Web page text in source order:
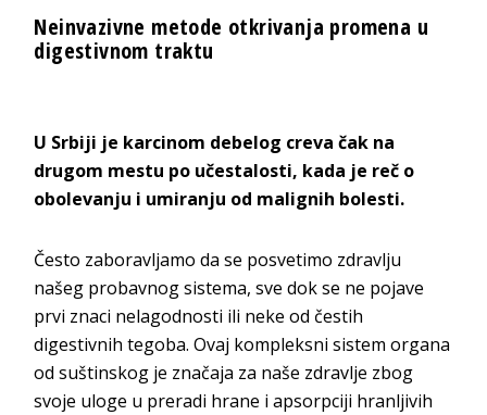
Neinvazivne metode otkrivanja promena u
digestivnom traktu
U Srbiji je karcinom debelog creva čak na
drugom mestu po učestalosti, kada je reč o
obolevanju i umiranju od malignih bolesti.
Često zaboravljamo da se posvetimo zdravlju
našeg probavnog sistema, sve dok se ne pojave
prvi znaci nelagodnosti ili neke od čestih
digestivnih tegoba. Ovaj kompleksni sistem organa
od suštinskog je značaja za naše zdravlje zbog
svoje uloge u preradi hrane i apsorpciji hranljivih